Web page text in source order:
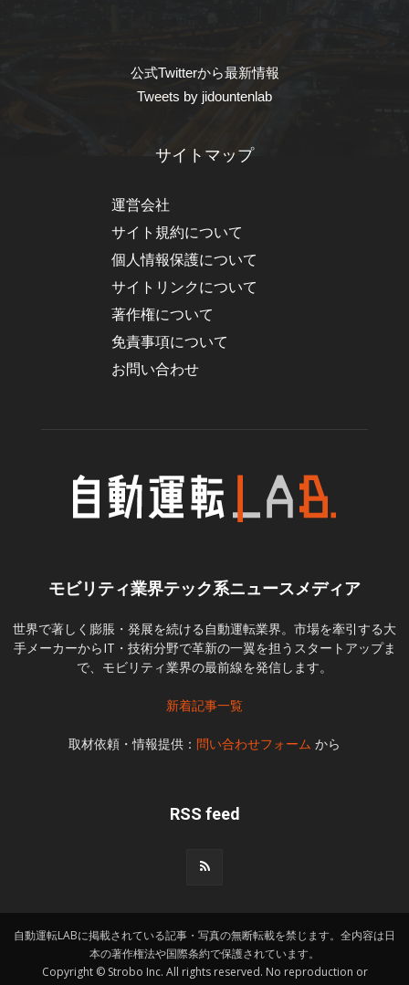
公式Twitterから最新情報
Tweets by jidountenlab
サイトマップ
運営会社
サイト規約について
個人情報保護について
サイトリンクについて
著作権について
免責事項について
お問い合わせ
モビリティ業界テック系ニュースメディア
世界で著しく膨脹・発展を続ける自動運転業界。市場を牽引する大
手メーカーからIT・技術分野で革新の一翼を担うスタートアップま
で、モビリティ業界の最前線を発信します。
新着記事一覧
取材依頼・情報提供： 問い合わせフォーム から
RSS feed
自動運転LABに掲載されている記事・写真の無断転載を禁じます。全内容は日
本の著作権法や国際条約で保護されています。
Copyright © Strobo Inc. All rights reserved. No reproduction or